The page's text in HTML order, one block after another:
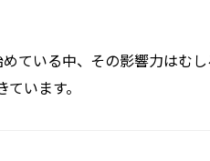
ている中、その影響力はむ
います。